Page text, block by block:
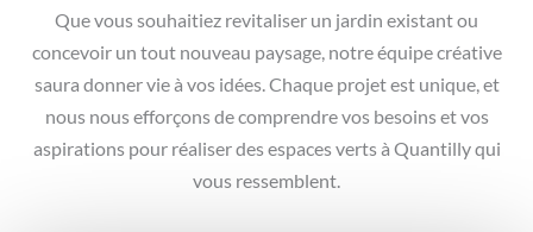
Que vous souhaitiez revitaliser un jardin existant ou
concevoir un tout nouveau paysage, notre équipe créative
saura donner vie à vos idées. Chaque projet est unique, et
nous nous efforçons de comprendre vos besoins et vos
aspirations pour réaliser des espaces verts à Quantilly qui
vous ressemblent.